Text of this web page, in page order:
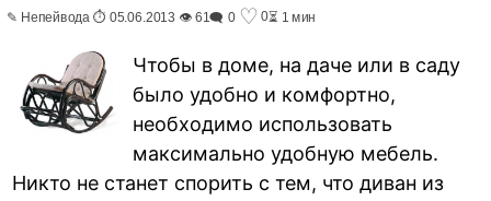
✎ Непейвода ⏱ 05.06.2013 👁 61🗨 0 ♡ 0⏳ 1 мин
Чтобы в доме, на даче или в саду
было удобно и комфортно,
необходимо использовать
максимально удобную мебель.
Никто не станет спорить с тем, что диван из